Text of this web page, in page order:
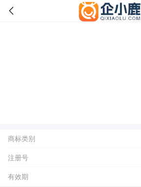
商标类别
注册号
有效期